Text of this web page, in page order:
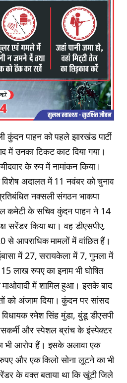
कुंदन पाहन को पहले झारखंड पार्टी
में उनका टिकट काट दिया गया।
के रुप में नामांकन किया।
अदालत में 11 नवंबर को चुनाव
नक्सली संगठन भाकपा
कमेटी के सचिव कुंदन पाहन ने 14
सरेंडर किया था। वह डीएसपीए,
से आपराधिक मामलों में वांछित हैं।
में 27, सरायकेला में 7, गुमला में
लाख रुपए का इनाम भी घोषित
में शामिल हुआ। इसके बाद
को अंजाम दिया। कुंदन पर सांसद
रमेश सिंह मुंडा, बुंडू डीएसपी
और स्पेशल ब्रांच के इंस्पेक्टर
भी आरोप हैं। इसके अलावा एक
और एक किलो सोना लूटने का भी
के वक्त बताया था कि खूंटी जिले